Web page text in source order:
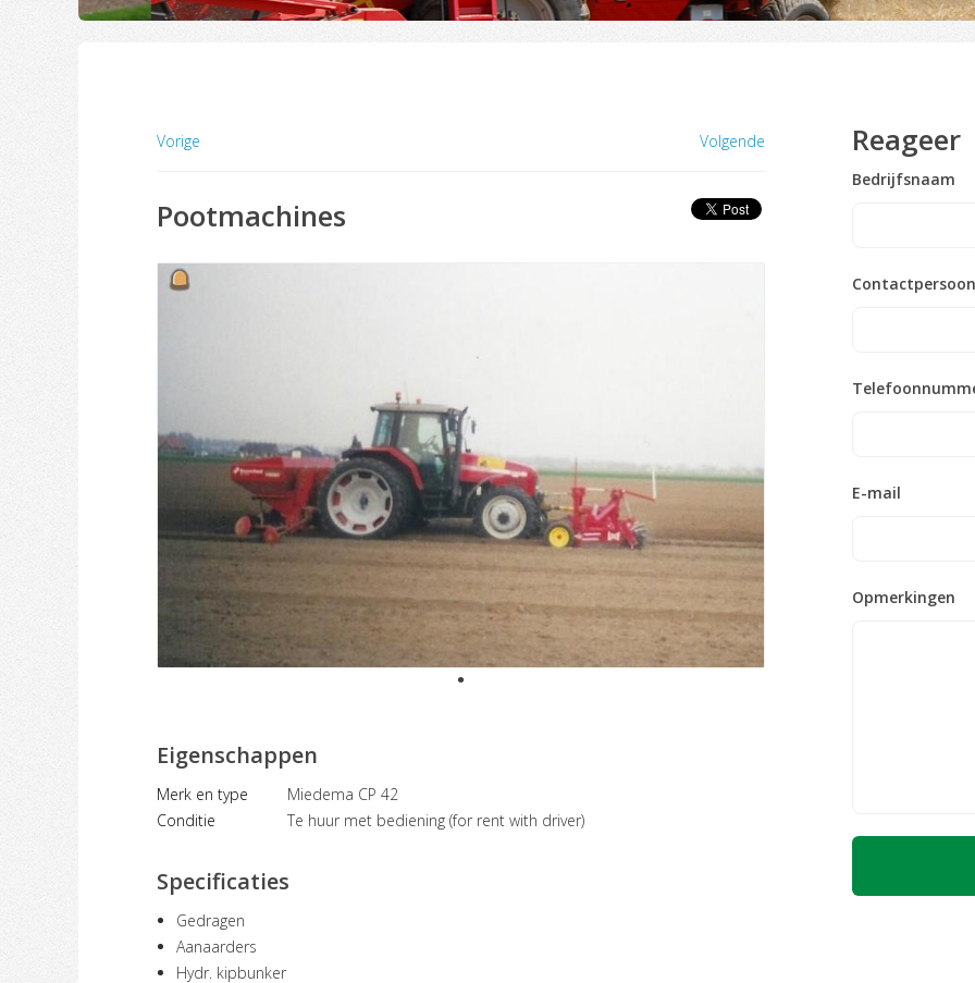
Vorige Volgende
Pootmachines
Eigenschappen
Merk en type
Miedema CP 42
Conditie
Te huur met bediening (for rent with driver)
Specificaties
Gedragen
Aanaarders
Hydr. kipbunker
Reageer
Bedrijfsnaam
E-mail
Opmerkingen